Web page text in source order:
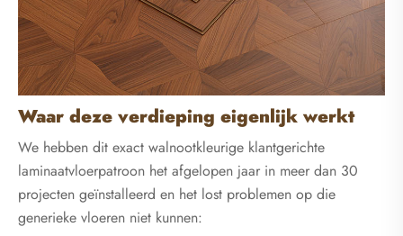
Waar deze verdieping eigenlijk werkt
We hebben dit exact walnootkleurige klantgerichte
laminaatvloerpatroon het afgelopen jaar in meer dan 30
projecten geïnstalleerd en het lost problemen op die
generieke vloeren niet kunnen: